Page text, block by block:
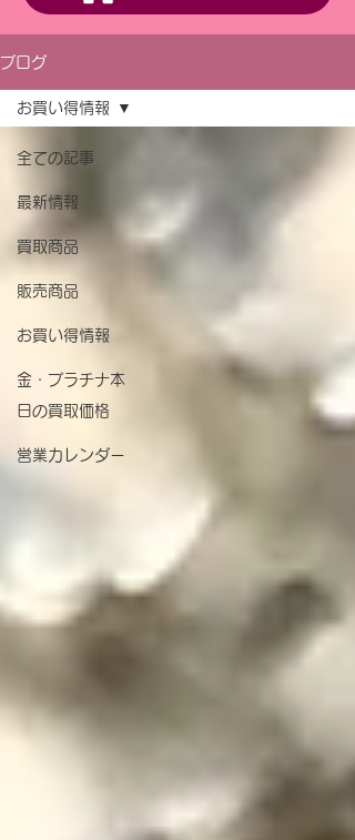
ブログ
全ての記事
最新情報
買取商品
販売商品
お買い得情報
金・プラチナ本
日の買取価格
営業カレンダー
お買い得情報